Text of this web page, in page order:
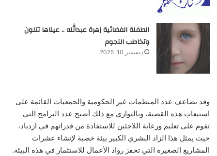
الطفلة الفضائية زهرة عبدالله .. عيناها تتلون
وتخاطب النجوم
ديسمبر 10, 2025
وقد تضاعف عدد المنظمات غير الحكومية والجمعيات القائمة على
استيعاب هذه القضية، وبالتوازي مع ذلك أصبح عدد البرامج التي
تقوم على تعليم ورعاية اللاجئين للاستفادة من قدراتهم في ازدياد،
حيث يمثل هذا الزاد البشري الكبير بيئة خصبة لإنشاء عشرات
المشاريع الصغيرة التي تحفز رواد الأعمال للاستثمار في هذه البيئة.